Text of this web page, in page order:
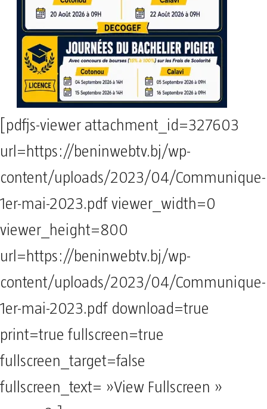
[pdfjs-viewer attachment_id=327603
url=https://beninwebtv.bj/wp-
content/uploads/2023/04/Communique-
1er-mai-2023.pdf viewer_width=0
viewer_height=800
url=https://beninwebtv.bj/wp-
content/uploads/2023/04/Communique-
1er-mai-2023.pdf download=true
print=true fullscreen=true
fullscreen_target=false
fullscreen_text= »View Fullscreen »